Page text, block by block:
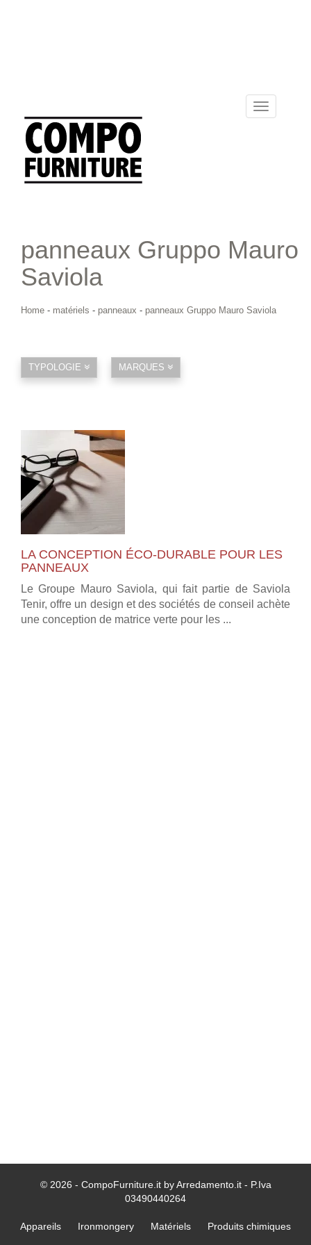
Toggle
navigation
panneaux Gruppo Mauro
Saviola
Home - matériels - panneaux - panneaux Gruppo Mauro Saviola
TYPOLOGIE MARQUES
LA CONCEPTION ÉCO-DURABLE POUR LES
PANNEAUX
Le Groupe Mauro Saviola, qui fait partie de Saviola
Tenir, offre un design et des sociétés de conseil achète
une conception de matrice verte pour les ...
© 2026 - CompoFurniture.it by Arredamento.it - P.Iva
03490440264
Appareils Ironmongery Matériels Produits chimiques